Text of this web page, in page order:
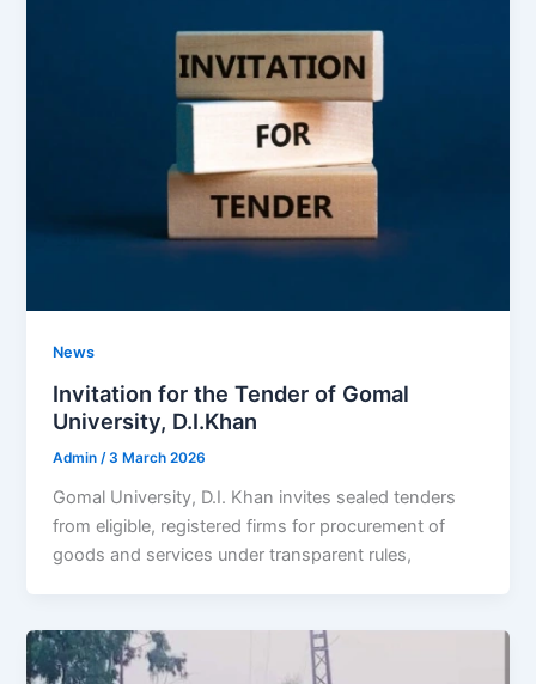
News
Invitation for the Tender of Gomal
University, D.I.Khan
Admin /3 March 2026
Gomal University, D.I. Khan invites sealed tenders
from eligible, registered firms for procurement of
goods and services under transparent rules,